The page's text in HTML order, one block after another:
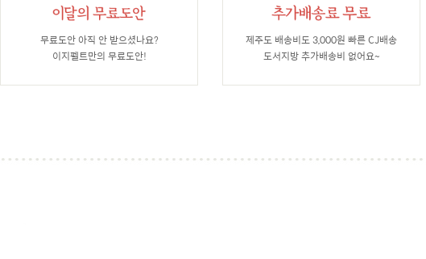
무료도안 아직 안 받으셨나요?
이지펠트만의 무료도안!
제주도 배송비도 3,000원 빠른 CJ배송
도서지방 추가배송비 없어요~